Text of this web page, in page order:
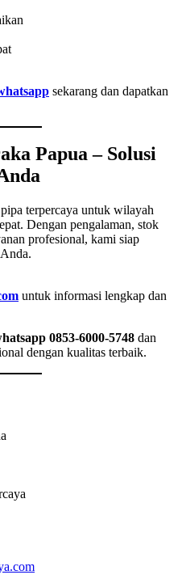
sekarang dan dapatkan
Papua – Solusi
terpercaya untuk wilayah
Dengan pengalaman, stok
profesional, kami siap
untuk informasi lengkap dan
0853-6000-5748 dan
dengan kualitas terbaik.